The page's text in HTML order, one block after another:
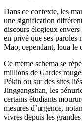
Dans ce contexte, les
une signification
discours élogieux
en privé que ses paroles
Mao, cependant, loua le
Ce même schéma se
millions de Gardes
Pékin ou sur des sites
Jinggangshan, les
certains étudiants
mesures d’urgence,
vivres depuis les